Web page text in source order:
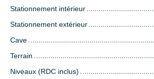
Stationnement intérieur
Stationnement extérieur
Cave
Terrain
Niveaux (RDC inclus)